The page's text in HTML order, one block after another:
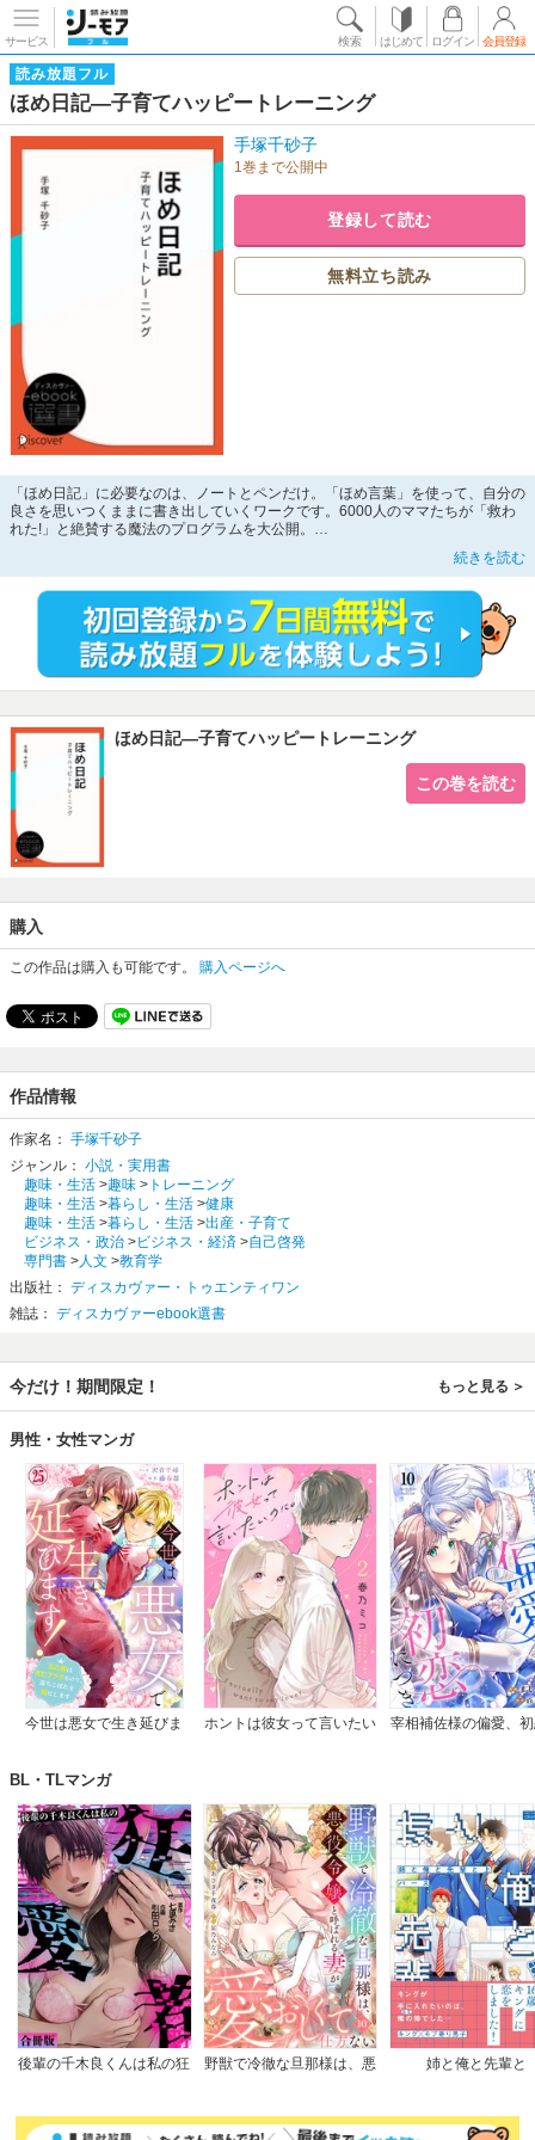
サービス 検索 はじめて ログイン 会員登録
読み放題フル
ほめ日記―子育てハッピートレーニング
手塚千砂子
1巻まで公開中
登録して読む
無料立ち読み
「ほめ日記」に必要なのは、ノートとペンだけ。「ほめ言葉」を使って、自分の
良さを思いつくままに書き出していくワークです。6000人のママたちが「救わ
れた!」と絶賛する魔法のプログラムを大公開。
続きを読む
ほめ日記―子育てハッピートレーニング
この巻を読む
購入
この作品は購入も可能です。 購入ページへ
作品情報
作家名： 手塚千砂子
ジャンル： 小説・実用書
趣味・生活 >趣味 > トレーニング
趣味・生活 >暮らし・生活 >健康
趣味・生活 >暮らし・生活 >出産・子育て
ビジネス・政治 >ビジネス・経済 >自己啓発
専門書 >人文 >教育学
出版社： ディスカヴァー・トゥエンティワン
雑誌： ディスカヴァーebook選書
今だけ！期間限定！ もっと見る
男性・女性マンガ
今世は悪女で生き延びま
します～
ホントは彼女って言いたい
宰相補佐様の偏愛、
BL・TLマンガ
後輩の千木良くんは私の狂
野獣で冷徹な旦那様は、悪
姉と俺と先輩と